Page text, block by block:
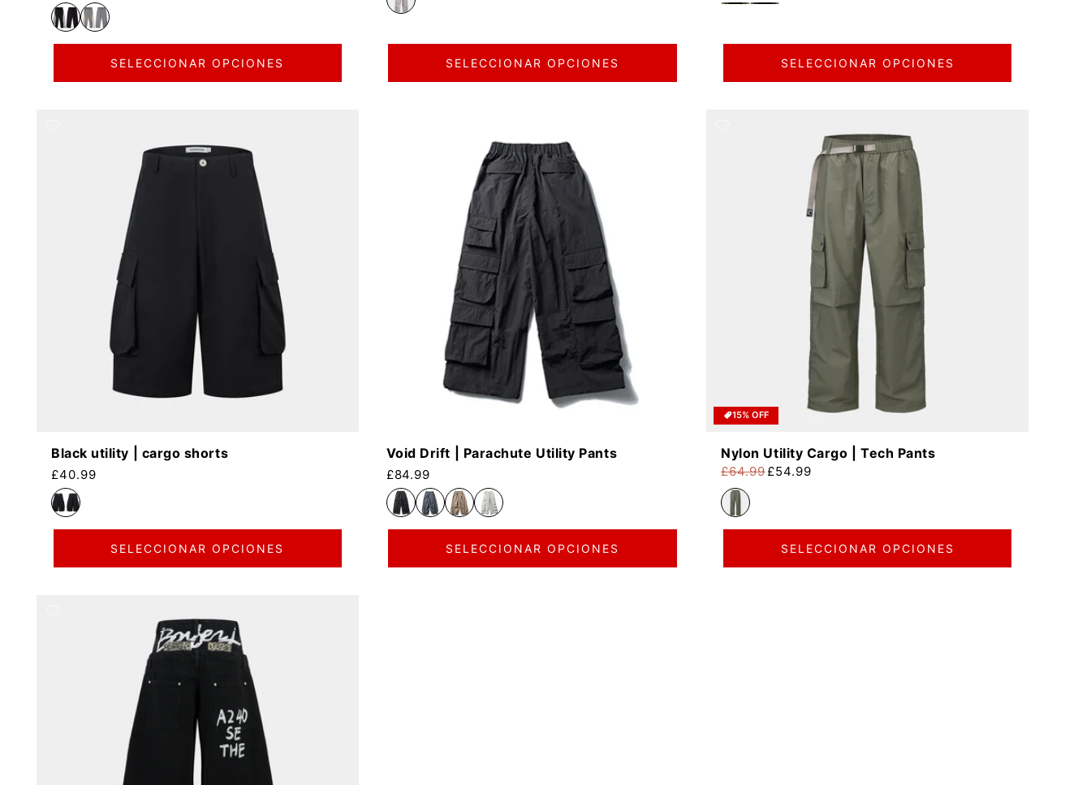
SELECCIONAR OPCIONES SELECCIONAR OPCIONES SELECCIONAR OPCIONES
Black utility | cargo shorts
Precio habitual
£40.99
SELECCIONAR OPCIONES
Void Drift | Parachute Utility Pants
Precio habitual
£84.99
SELECCIONAR OPCIONES
15% OFF
Nylon Utility Cargo | Tech Pants
Precio habitual
£64.99
Precio de oferta
£54.99
SELECCIONAR OPCIONES